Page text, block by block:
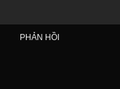
PHẢN HỒI